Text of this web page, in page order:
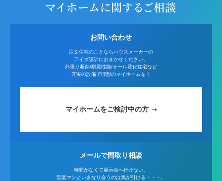
マイホームに関するご相談
お問い合わせ
注文住宅のことならハウスメーカーの
アイダ設計におまかせください。
外張り断熱/耐震性能/オール電化住宅など
充実の設備で理想のマイホームを！
マイホームをご検討中の方
メールで間取り相談
時間がなくて展示会へ行けない。
営業マンといきなり会うのは気が引ける・・・。